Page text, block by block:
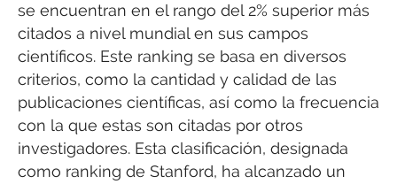
se encuentran en el rango del 2% superior más
citados a nivel mundial en sus campos
científicos. Este ranking se basa en diversos
criterios, como la cantidad y calidad de las
publicaciones científicas, así como la frecuencia
con la que estas son citadas por otros
investigadores. Esta clasificación, designada
como ranking de Stanford, ha alcanzado un